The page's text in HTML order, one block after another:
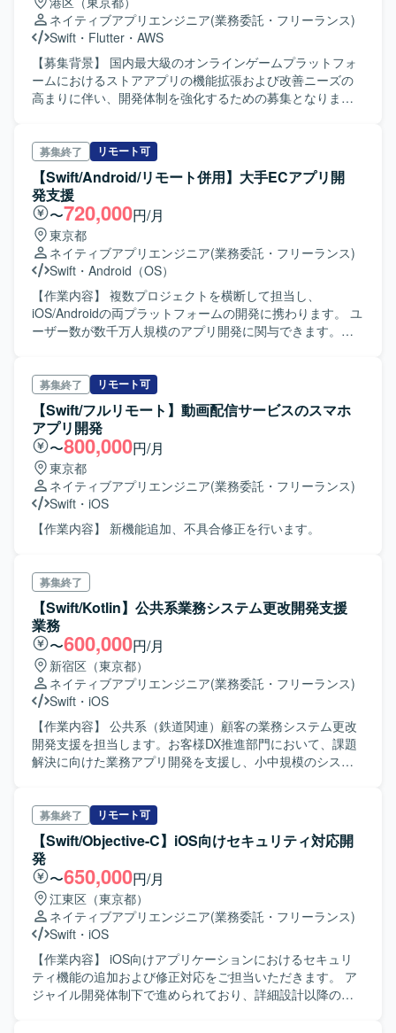
いただきます。また、技術調査の実施および検証結果の整
理・報告資料の作成も行っていただきます。 【求める人物
像】 不確実な仕様や新しい技術要素に対して主体的に仮説
検証を進められる方を求めております。Apple公式ドキュメ
ントなどの技術情報を自ら読み解きながら実装を進められ
る方や、検証結果をわかりやすくドキュメント化し、関係
ォーム機能や認証技術を組み合わせた先端的なPoCに携わ
ることができ、モバイルセキュリティおよび認証領域の知
見を深めていただけます。上流の設計からテストまで一貫
して関わることで、技術調査力と検証設計力を磨きつつ、
大手通信事業者向けの大規模サービスに資する技術的検証
経験を積むことができます。 【開発環境】 iOS向けアプリ
ケーション開発環境上で、SwiftもしくはObjective-Cを用い
てPoC開発を行っていただきます。App ClipやNumber
Verification v2など、iOSの最新機能や関連するモバイル認
証技術を組み合わせた構成で検証を進めていただきます。
ネイティブアプリエンジニア(業務委託・フリーランス)
Swift ・ Flutter ・ AWS
【募集背景】 国内最大級のオンラインゲームプラットフォ
ームにおけるストアアプリの機能拡張および改善ニーズの
高まりに伴い、開発体制を強化するための募集となりま
の新規開発や改善において、新機能の提案や仕様検討から
参画し、実装からリリースまで一貫して携わっていただき
ます。APIおよびDB設計、サーバー負荷軽減に向けたパフ
ォーマンスチューニングやバグ対応、AWSなどのクラウド
インフラを利用したサービス設計・運用、各種業務効率化
ツールの開発、お客様からのお問い合わせに対する調査対
応、Developer向けiOSライブラリの開発、新サービスに向
けた技術検証やPoCなども行っていただきます。基本設
計・詳細設計から開発、単体・結合テスト、保守改修まで
上流から下流まで幅広く担当していただきます。 【求める
人物像】 未経験領域への挑戦や新しい技術のキャッチアッ
楽しめる方が望ましいです。主体的かつ能動的な姿勢で業
務に取り組み、積極的にコミュニケーションを図りながら
チームで成果を出していける方を想定しています。また、
提供アプリ一覧のサムネイル表示や検証時の起動確認など
で成人向けコンテンツに触れる可能性がある点に抵抗がな
い方を想定しています。 【ポジションの魅力】
Android/iOSにおける国内最大級のゲームプラットフォーム
事業のコア部分に関わることができ、KPI分析から改善提
案、仕様検討、開発・運用まで一貫して担当することで、
大きな裁量を持ってプロダクトに貢献できます。決済・課
モバイルアプリ開発だけでなくバックエンドやクラウドイ
ンフラまで含めた幅広い経験を積むことができます。上流
から下流まで一連の工程に携わることで、エンジニアとし
てのスキルアップおよびキャリアアップに直結するポジシ
ョンです。 【開発環境】 開発マシンはWindowsまたはMac
から選択可能で、キーボード配列もJISまたはUSから選択で
きます。ソースコードおよびタスク管理にはBitbucket、
JIRA、Confluenceを利用し、コミュニケーションには
Slack、Google Meet、Zoomを活用しています。クラウド
インフラとしてAWSなどを利用しながら、モバイルアプリ
および関連サービスの設計・開発・運用を行っています。
募集終了 リモート可
【Swift/Android/リモート併用】大手ECアプリ開
発支援
〜720,000円/月
東京都
ネイティブアプリエンジニア(業務委託・フリーランス)
Swift ・ Android（OS）
【作業内容】 複数プロジェクトを横断して担当し、
iOS/Androidの両プラットフォームの開発に携わります。 ユ
ーザー数が数千万人規模のアプリ開発に関与できます。
どの周辺領域の開発にも携わる機会があります。
募集終了 リモート可
【Swift/フルリモート】動画配信サービスのスマホ
アプリ開発
〜800,000円/月
東京都
ネイティブアプリエンジニア(業務委託・フリーランス)
Swift ・ iOS
【作業内容】 新機能追加、不具合修正を行います。
募集終了
【Swift/Kotlin】公共系業務システム更改開発支援
業務
〜600,000円/月
新宿区（東京都）
ネイティブアプリエンジニア(業務委託・フリーランス)
Swift ・ iOS
【作業内容】 公共系（鉄道関連）顧客の業務システム更改
開発支援を担当します。お客様DX推進部門において、課題
解決に向けた業務アプリ開発を支援し、小中規模のシステ
程を担当します。
募集終了 リモート可
【Swift/Objective-C】iOS向けセキュリティ対応開
発
〜650,000円/月
江東区（東京都）
ネイティブアプリエンジニア(業務委託・フリーランス)
Swift ・ iOS
【作業内容】 iOS向けアプリケーションにおけるセキュリ
ティ機能の追加および修正対応をご担当いただきます。 ア
ジャイル開発体制下で進められており、詳細設計以降の製